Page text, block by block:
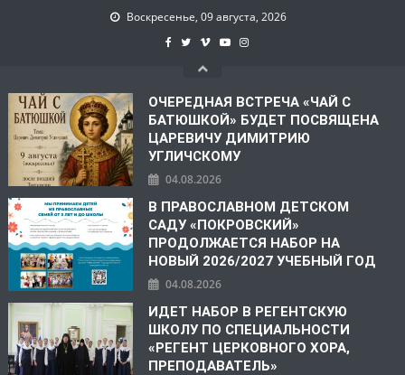
Воскресенье, 09 августа, 2026
ОЧЕРЕДНАЯ ВСТРЕЧА «ЧАЙ С
БАТЮШКОЙ» БУДЕТ ПОСВЯЩЕНА
ЦАРЕВИЧУ ДИМИТРИЮ
УГЛИЧСКОМУ
04.08.2026
В ПРАВОСЛАВНОМ ДЕТСКОМ
САДУ «ПОКРОВСКИЙ»
ПРОДОЛЖАЕТСЯ НАБОР НА
НОВЫЙ 2026/2027 УЧЕБНЫЙ ГОД
04.08.2026
ИДЕТ НАБОР В РЕГЕНТСКУЮ
ШКОЛУ ПО СПЕЦИАЛЬНОСТИ
«РЕГЕНТ ЦЕРКОВНОГО ХОРА,
ПРЕПОДАВАТЕЛЬ»